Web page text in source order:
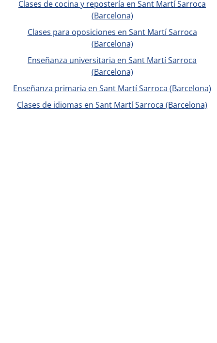
Clases de cocina y repostería en Sant Martí Sarroca
(Barcelona)
Clases para oposiciones en Sant Martí Sarroca
(Barcelona)
Enseñanza universitaria en Sant Martí Sarroca
(Barcelona)
Enseñanza primaria en Sant Martí Sarroca (Barcelona)
Clases de idiomas en Sant Martí Sarroca (Barcelona)